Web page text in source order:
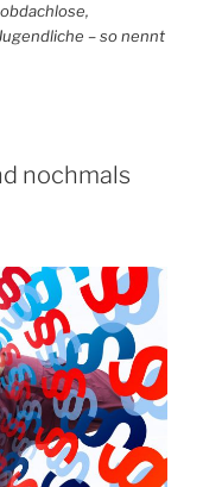
– so nennt
nochmals